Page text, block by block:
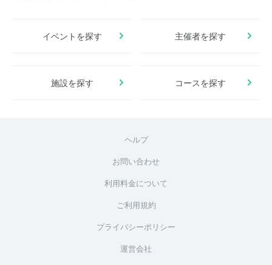
イベントを探す 主催者を探す
施設を探す コースを探す
ヘルプ
お問い合わせ
利用料金について
ご利用規約
プライバシーポリシー
運営会社